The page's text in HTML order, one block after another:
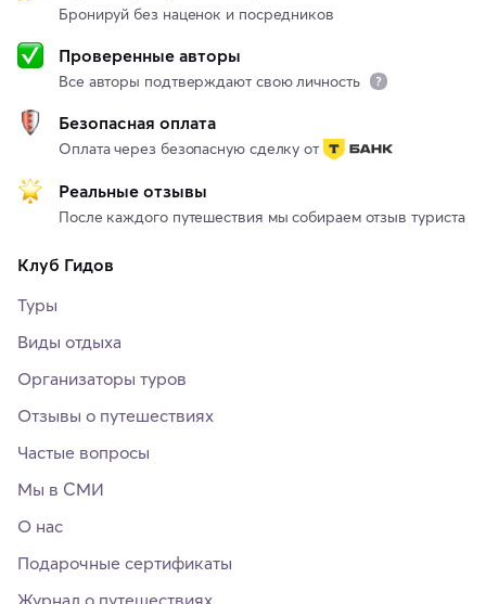
Бронируй без наценок и посредников
Проверенные авторы
Все авторы подтверждают свою личность
Безопасная оплата
Оплата через безопасную сделку от
Реальные отзывы
После каждого путешествия мы собираем отзыв туриста
Клуб Гидов
Туры
Виды отдыха
Организаторы туров
Отзывы о путешествиях
Частые вопросы
Мы в СМИ
О нас
Подарочные сертификаты